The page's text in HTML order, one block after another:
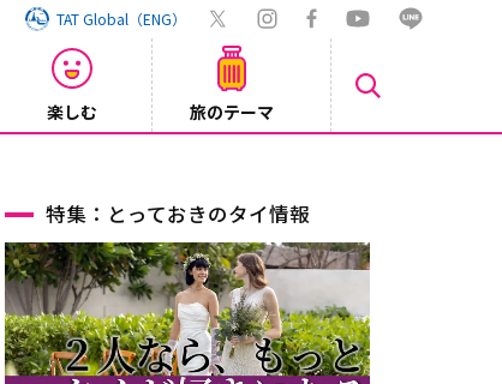
TAT Global（ENG）
楽しむ 旅のテーマ
特集：とっておきのタイ情報